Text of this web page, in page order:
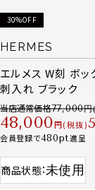
30%OFF
HERMES
エルメス W刻 ボッ
刺入れ ブラック
当店通常価格77,000
48,000 税抜
会員登録で480 進呈
商品状態 未使用